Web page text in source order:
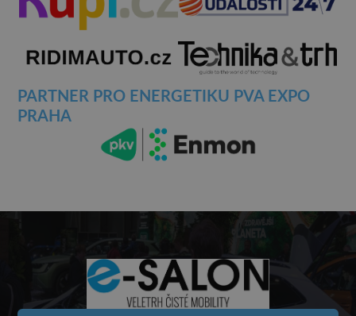
PARTNER PRO ENERGETIKU PVA EXPO
PRAHA